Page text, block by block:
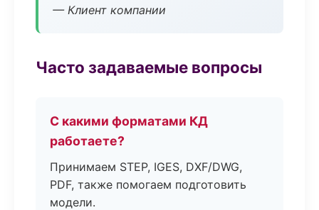
— Клиент компании
Часто задаваемые вопросы
С какими форматами КД
работаете?
Принимаем STEP, IGES, DXF/DWG,
PDF, также помогаем подготовить
модели.